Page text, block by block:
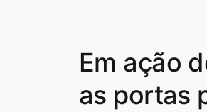
Em ação
as portas